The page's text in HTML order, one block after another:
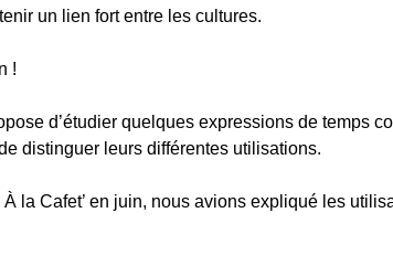
un lien fort entre les cultures.
!
d’étudier quelques expressions de temps
distinguer leurs différentes utilisations.
la Cafet’ en juin, nous avions expliqué les